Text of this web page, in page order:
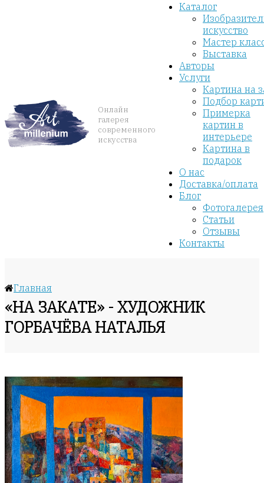
Онлайн
галерея
современного
искусства
Каталог
искусство
Мастер
Выставка
Авторы
Услуги
Картина на
Подбор
Примерка
картин в
интерьере
Картина в
подарок
О нас
Доставка/оплата
Блог
Фотогалерея
Статьи
Отзывы
Контакты
Главная
«НА ЗАКАТЕ» - ХУДОЖНИК
ГОРБАЧЁВА НАТАЛЬЯ